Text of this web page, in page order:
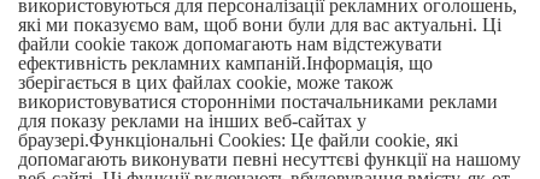
використовуються для персоналізації рекламних оголошень,
які ми показуємо вам, щоб вони були для вас актуальні. Ці
файли cookie також допомагають нам відстежувати
ефективність рекламних кампаній.Інформація, що
зберігається в цих файлах cookie, може також
використовуватися сторонніми постачальниками реклами
для показу реклами на інших веб-сайтах у
браузері.Функціональні Cookies: Це файли cookie, які
допомагають виконувати певні несуттєві функції на нашому